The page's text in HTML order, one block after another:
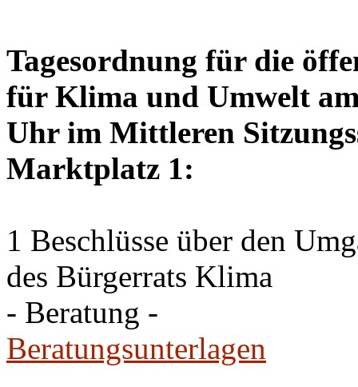
Tagesordnung für die
für Klima und Umwelt
Uhr im Mittleren
Marktplatz 1:
1 Beschlüsse über den
des Bürgerrats Klima
- Beratung -
Beratungsunterlagen